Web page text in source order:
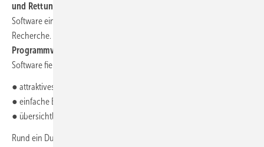
und Rettungsplänen
Software ein. Entdeckt hat er das Programm bei der Online-
Recherche. Nach eingehenden
Programmvorstellung
Software fiel die Entscheidung wegen dieser Attribute:
● attraktives Preis- Leistungsverhältnis
● einfache Bedienung
● übersichtliche Programmstruktur
Rund ein Dutzend Programme für den Brandschutz stehen